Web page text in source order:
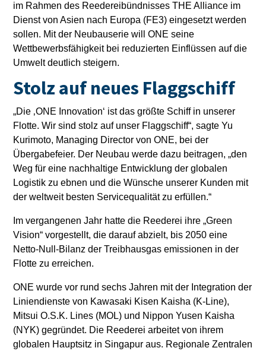
im Rahmen des Reedereibündnisses THE Alliance im
Dienst von Asien nach Europa (FE3) eingesetzt werden
sollen. Mit der Neubauserie will ONE seine
Wettbewerbsfähigkeit bei reduzierten Einflüssen auf die
Umwelt deutlich steigern.
Stolz auf neues Flaggschiff
„Die ‚ONE Innovation‘ ist das größte Schiff in unserer
Flotte. Wir sind stolz auf unser Flaggschiff“, sagte Yu
Kurimoto, Managing Director von ONE, bei der
Übergabefeier. Der Neubau werde dazu beitragen, „den
Weg für eine nachhaltige Entwicklung der globalen
Logistik zu ebnen und die Wünsche unserer Kunden mit
der weltweit besten Servicequalität zu erfüllen.“
Im vergangenen Jahr hatte die Reederei ihre „Green
Vision“ vorgestellt, die darauf abzielt, bis 2050 eine
Netto-Null-Bilanz der Treibhausgas emissionen in der
Flotte zu erreichen.
ONE wurde vor rund sechs Jahren mit der Integration der
Liniendienste von Kawasaki Kisen Kaisha (K-Line),
Mitsui O.S.K. Lines (MOL) und Nippon Yusen Kaisha
(NYK) gegründet. Die Reederei arbeitet von ihrem
globalen Hauptsitz in Singapur aus. Regionale Zentralen